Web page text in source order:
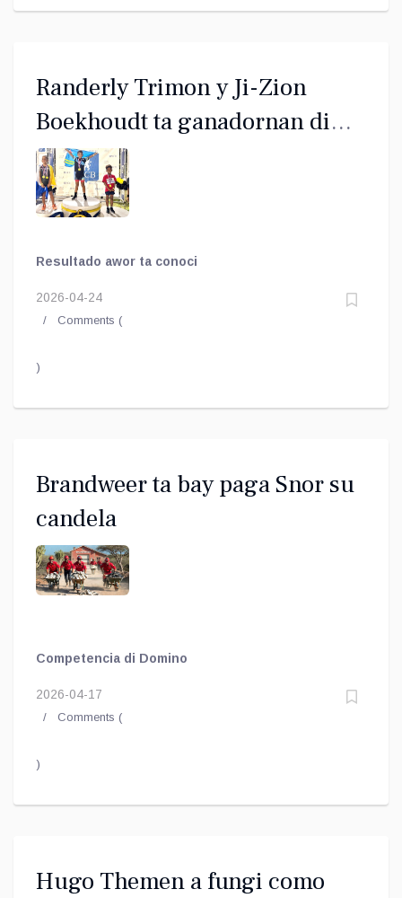
Randerly Trimon y Ji-Zion
Boekhoudt ta ganadornan di
Copa Hubenil Gobernador
Felipe B. Tromp
Resultado awor ta conoci
2026-04-24
Comments (
)
Brandweer ta bay paga Snor su
Competencia di Domino
2026-04-17
Comments (
)
Hugo Themen a fungi como